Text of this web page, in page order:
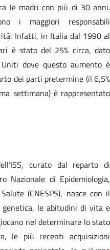
le madri con più di 30 anni.
i maggiori responsabili
Infatti, in Italia dal 1990 al
è stato del 25% circa, dato
dove questo aumento è
dei parti pretermine (il 6,5%
settimana) è rappresentato
curato dal reparto di
Nazionale di Epidemiologia,
(CNESPS), nasce con il
le abitudini di vita e
nel determinare lo stato
le più recenti acquisizioni